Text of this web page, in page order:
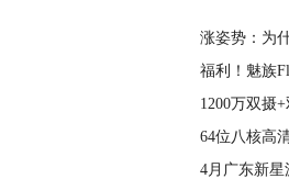
涨姿势：为
福利！魅族
1200万双摄
64位八核高
4月广东新星